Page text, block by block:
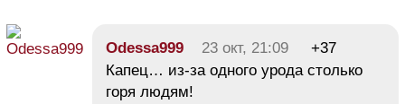
Odessa999 23 окт, 21:09
+37
Капец… из-за одного урода столько
горя людям!